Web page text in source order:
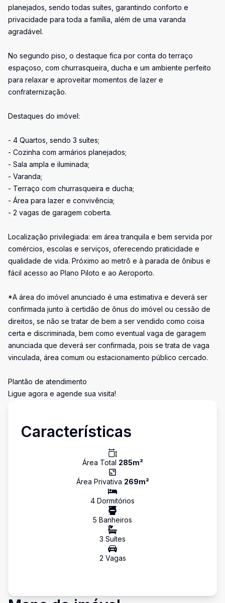
planejados, sendo todas suítes, garantindo conforto e
privacidade para toda a família, além de uma varanda
agradável.
No segundo piso, o destaque fica por conta do terraço
espaçoso, com churrasqueira, ducha e um ambiente perfeito
para relaxar e aproveitar momentos de lazer e
confraternização.
Destaques do imóvel:
- 4 Quartos, sendo 3 suítes;
- Cozinha com armários planejados;
- Sala ampla e iluminada;
- Varanda;
- Terraço com churrasqueira e ducha;
- Área para lazer e convivência;
- 2 vagas de garagem coberta.
Localização privilegiada: em área tranquila e bem servida por
comércios, escolas e serviços, oferecendo praticidade e
qualidade de vida. Próximo ao metrô e à parada de ônibus e
fácil acesso ao Plano Piloto e ao Aeroporto.
*A área do imóvel anunciado é uma estimativa e deverá ser
confirmada junto à certidão de ônus do imóvel ou cessão de
direitos, se não se tratar de bem a ser vendido como coisa
certa e discriminada, bem como eventual vaga de garagem
anunciada que deverá ser confirmada, pois se trata de vaga
vinculada, área comum ou estacionamento público cercado.
Plantão de atendimento
Ligue agora e agende sua visita!
Características
Área Total 285m²
Área Privativa 269m²
4 Dormitórios
5 Banheiros
3 Suítes
2 Vagas